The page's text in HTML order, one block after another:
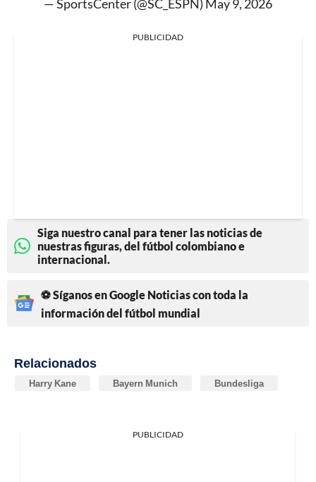
— SportsCenter (@SC_ESPN) May 9, 2026
PUBLICIDAD
Siga nuestro canal para tener las noticias de
nuestras figuras, del fútbol colombiano e
internacional.
⚽ Síganos en Google Noticias con toda la
información del fútbol mundial
Relacionados
Harry Kane Bayern Munich Bundesliga
PUBLICIDAD